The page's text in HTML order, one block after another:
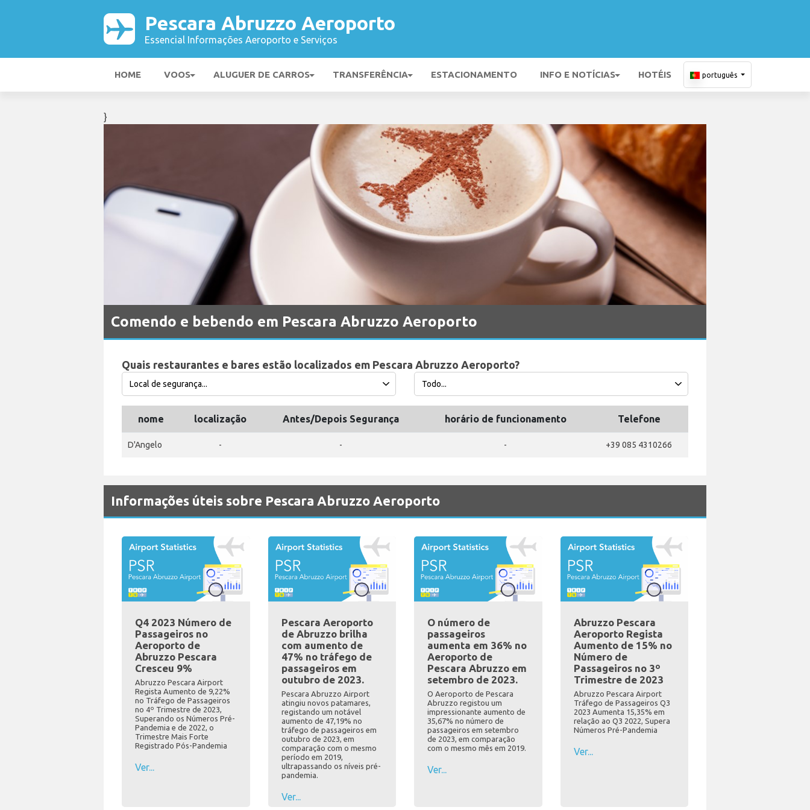
Pescara Abruzzo Aeroporto
Essencial Informações Aeroporto e Serviços
HOME VOOS ALUGUER DE CARROS TRANSFERÊNCIA ESTACIONAMENTO INFO E NOTÍCIAS HOTÉIS português
}
Comendo e bebendo em Pescara Abruzzo Aeroporto
Quais restaurantes e bares estão localizados em Pescara Abruzzo Aeroporto?
nome localização Antes/Depois Segurança horário de funcionamento Telefone
D'Angelo - - - +39 085 4310266
Informações úteis sobre Pescara Abruzzo Aeroporto
Q4 2023 Número de
Passageiros no
Aeroporto de
Abruzzo Pescara
Cresceu 9%
Abruzzo Pescara Airport
Regista Aumento de 9,22%
no Tráfego de Passageiros
no 4º Trimestre de 2023,
Superando os Números Pré-
Pandemia e de 2022, o
Trimestre Mais Forte
Registrado Pós-Pandemia
Ver...
Pescara Aeroporto
de Abruzzo brilha
com aumento de
47% no tráfego de
passageiros em
outubro de 2023.
Pescara Abruzzo Airport
atingiu novos patamares,
registando um notável
aumento de 47,19% no
tráfego de passageiros em
outubro de 2023, em
comparação com o mesmo
período em 2019,
ultrapassando os níveis pré-
pandemia.
Ver...
O número de
passageiros
aumenta em 36% no
Aeroporto de
Pescara Abruzzo em
setembro de 2023.
O Aeroporto de Pescara
Abruzzo registou um
impressionante aumento de
35,67% no número de
passageiros em setembro
de 2023, em comparação
com o mesmo mês em 2019.
Ver...
Abruzzo Pescara
Aeroporto Regista
Aumento de 15% no
Número de
Passageiros no 3º
Trimestre de 2023
Abruzzo Pescara Airport
Tráfego de Passageiros Q3
2023 Aumenta 15,35% em
relação ao Q3 2022, Supera
Números Pré-Pandemia
Ver...